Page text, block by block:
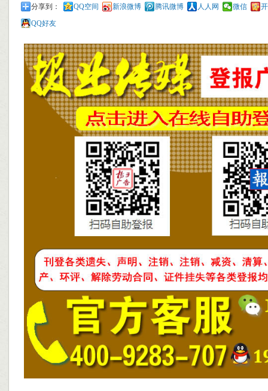
分享到： QQ空间 新浪微博 腾讯微博 人人网 微信
QQ好友